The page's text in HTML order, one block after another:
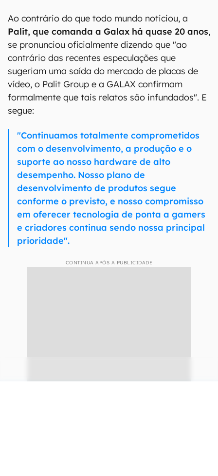
Ao contrário do que todo mundo noticiou, a
Palit, que comanda a Galax há quase 20 anos,
se pronunciou oficialmente dizendo que "ao
contrário das recentes especulações que
sugeriam uma saída do mercado de placas de
vídeo, o Palit Group e a GALAX confirmam
formalmente que tais relatos são infundados". E
segue:
"Continuamos totalmente comprometidos
com o desenvolvimento, a produção e o
suporte ao nosso hardware de alto
desempenho. Nosso plano de
desenvolvimento de produtos segue
conforme o previsto, e nosso compromisso
em oferecer tecnologia de ponta a gamers
e criadores continua sendo nossa principal
prioridade".
CONTINUA APÓS A PUBLICIDADE